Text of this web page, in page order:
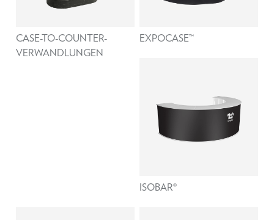
CASE-TO-COUNTER-
VERWANDLUNGEN
EXPOCASE™
ISOBAR®